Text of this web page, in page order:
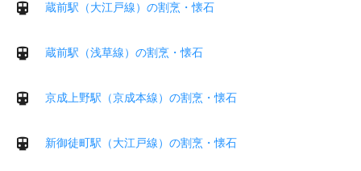
蔵前駅（大江戸線）の割烹・懐石
蔵前駅（浅草線）の割烹・懐石
京成上野駅（京成本線）の割烹・懐石
新御徒町駅（大江戸線）の割烹・懐石